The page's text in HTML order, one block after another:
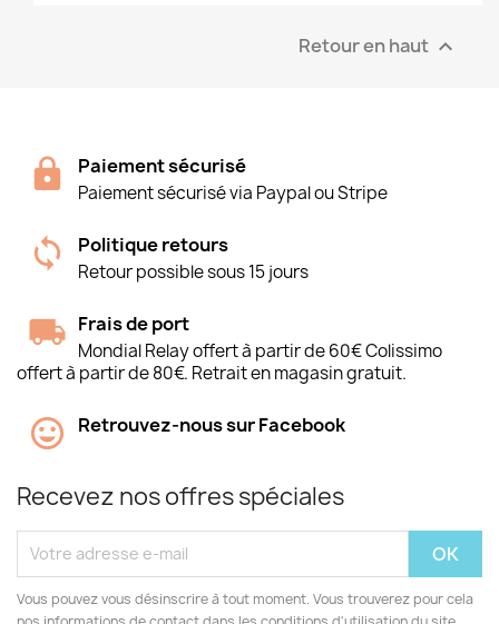
Retour en haut 
Paiement sécurisé
Paiement sécurisé via Paypal ou Stripe
Politique retours
Retour possible sous 15 jours
Frais de port
Mondial Relay offert à partir de 60€ Colissimo
offert à partir de 80€. Retrait en magasin gratuit.
Retrouvez-nous sur Facebook
Recevez nos offres spéciales
Vous pouvez vous désinscrire à tout moment. Vous trouverez pour cela